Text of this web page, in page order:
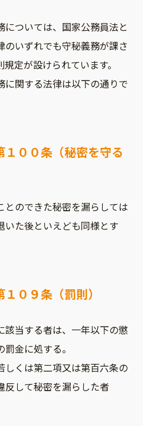
ついては、国家公務員法と
のいずれでも守秘義務が課さ
定が設けられています。
に関する法律は以下の通りで
１００条（秘密を守る
とのできた秘密を漏らしては
いた後といえども同様とす
０９条（罰則）
該当する者は、一年以下の懲
金に処する。
くは第二項又は第百六条の
反して秘密を漏らした者